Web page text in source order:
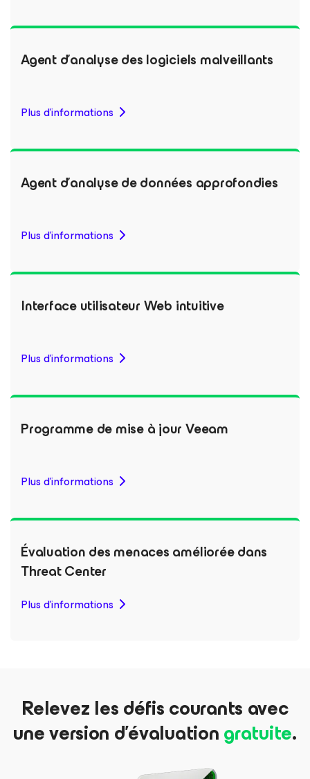
Agent d’analyse des logiciels malveillants
Plus d'informations
Agent d’analyse de données approfondies
Plus d'informations
Interface utilisateur Web intuitive
Plus d'informations
Programme de mise à jour Veeam
Plus d'informations
Évaluation des menaces améliorée dans
Threat Center
Plus d'informations
Relevez les défis courants avec
une version d’évaluationgratuite.